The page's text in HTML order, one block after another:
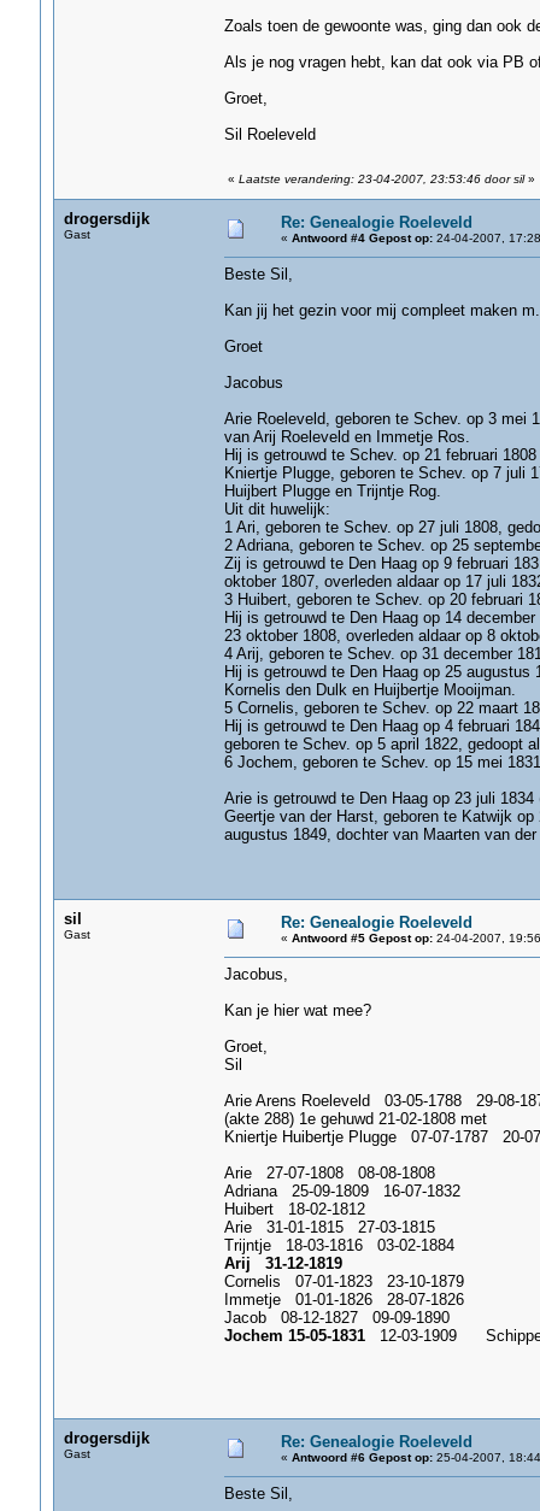
Zoals toen de gewoonte was, ging dan ook
Als je nog vragen hebt, kan dat ook via PB
Groet,
Sil Roeleveld
« Laatste verandering: 23-04-2007, 23:53:46 door sil»
drogersdijk
Gast
Re: Genealogie Roeleveld
« Antwoord #4 Gepost op:24-04-2007,
Beste Sil,
Kan jij het gezin voor mij compleet maken
Groet
Jacobus
Arie Roeleveld, geboren te Schev. op 3 mei
van Arij Roeleveld en Immetje Ros.
Hij is getrouwd te Schev. op 21 februari
Kniertje Plugge, geboren te Schev. op 7 juli
Huijbert Plugge en Trijntje Rog.
Uit dit huwelijk:
1 Ari, geboren te Schev. op 27 juli 1808,
2 Adriana, geboren te Schev. op 25
Zij is getrouwd te Den Haag op 9 februari
oktober 1807, overleden aldaar op 17 juli
3 Huibert, geboren te Schev. op 20 februari
Hij is getrouwd te Den Haag op 14
23 oktober 1808, overleden aldaar op 8
4 Arij, geboren te Schev. op 31 december
Hij is getrouwd te Den Haag op 25
Kornelis den Dulk en Huijbertje Mooijman.
5 Cornelis, geboren te Schev. op 22 maart
Hij is getrouwd te Den Haag op 4 februari
geboren te Schev. op 5 april 1822, gedoopt
6 Jochem, geboren te Schev. op 15 mei
Arie is getrouwd te Den Haag op 23 juli 1834
Geertje van der Harst, geboren te Katwijk
augustus 1849, dochter van Maarten van
sil
Gast
Re: Genealogie Roeleveld
« Antwoord #5 Gepost op:24-04-2007,
Jacobus,
Kan je hier wat mee?
Groet,
Sil
Arie Arens Roeleveld 03-05-1788 29-08-
(akte 288) 1e gehuwd 21-02-1808
Kniertje Huibertje Plugge 07-07-1787
Arie 27-07-1808 08-08-1808
Adriana 25-09-1809 16-07-1832
Huibert 18-02-1812
Arie 31-01-1815 27-03-1815
Trijntje 18-03-1816 03-02-1884
Arij 31-12-1819
Cornelis 07-01-1823 23-10-1879
Immetje 01-01-1826 28-07-1826
Jacob 08-12-1827 09-09-1890
Jochem 15-05-183112-03-1909
drogersdijk
Gast
Re: Genealogie Roeleveld
« Antwoord #6 Gepost op:25-04-2007,
Beste Sil,